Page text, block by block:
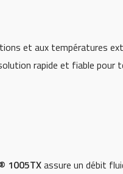
et aux températures
rapide et fiable pour
1005TXassure un débit